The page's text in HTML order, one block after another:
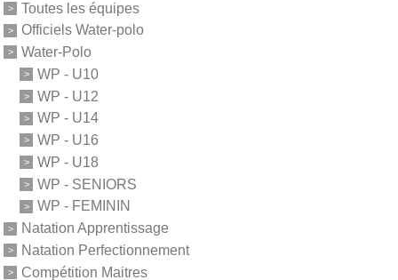
Toutes les équipes
Officiels Water-polo
Water-Polo
WP - U10
WP - U12
WP - U14
WP - U16
WP - U18
WP - SENIORS
WP - FEMININ
Natation Apprentissage
Natation Perfectionnement
Compétition Maitres